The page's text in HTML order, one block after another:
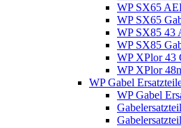
WP SX65
WP SX65
WP SX85 43
WP SX85
WP XPlor 43
WP XPlor
WP Gabel
WP Gabel